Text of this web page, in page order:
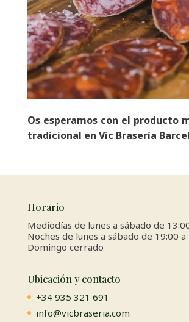
Os esperamos con el producto
tradicional en Vic Brasería
Horario
Mediodías de lunes a sábado de
Noches de lunes a sábado de 19:00 a
Domingo cerrado
Ubicación y contacto
+34 935 321 691
info@vicbraseria.com